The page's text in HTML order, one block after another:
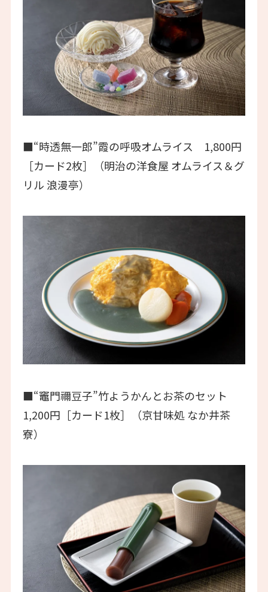
■“時透無一郎”霞の呼吸オムライス 1,800円
［カード2枚］（明治の洋食屋 オムライス＆グ
リル 浪漫亭）
■“竈門禰豆子”竹ようかんとお茶のセット
1,200円［カード1枚］（京甘味処 なか井茶
寮）